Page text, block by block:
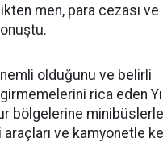
men, para cezası ve
önemli olduğunu ve belirli
rica eden
bölgelerine minibüslerle
ve kamyonetle